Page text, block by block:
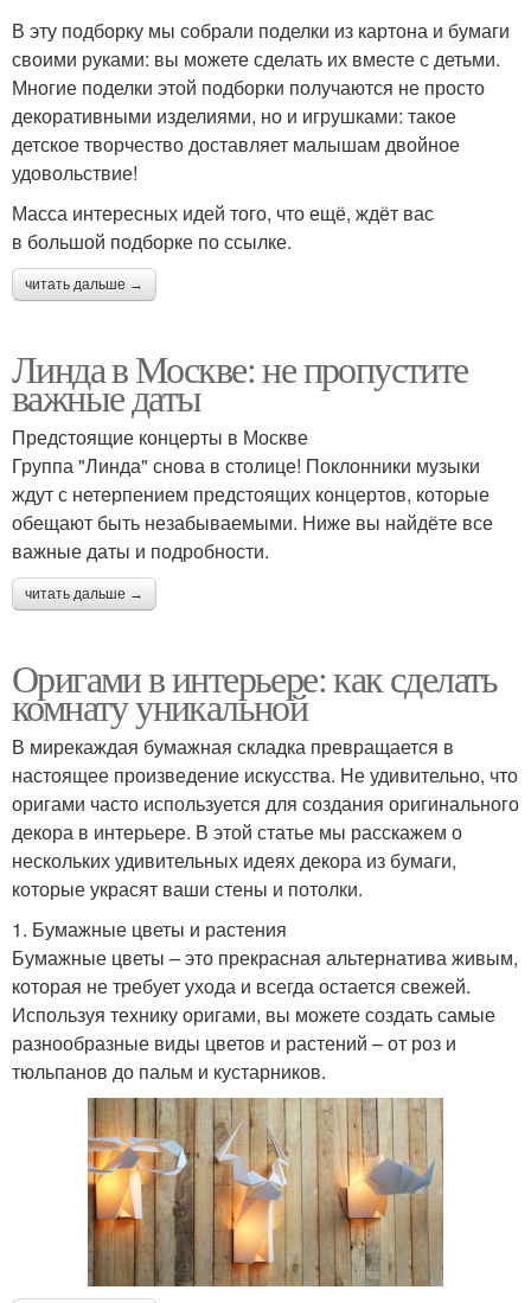
В эту подборку мы собрали поделки из картона и бумаги
своими руками: вы можете сделать их вместе с детьми.
Многие поделки этой подборки получаются не просто
декоративными изделиями, но и игрушками: такое
детское творчество доставляет малышам двойное
удовольствие!
Масса интересных идей того, что ещё, ждёт вас
в большой подборке по ссылке.
читать дальше →
Линда в Москве: не пропустите
важные даты
Предстоящие концерты в Москве
Группа "Линда" снова в столице! Поклонники музыки
ждут с нетерпением предстоящих концертов, которые
обещают быть незабываемыми. Ниже вы найдёте все
важные даты и подробности.
читать дальше →
Оригами в интерьере: как сделать
комнату уникальной
В мирекаждая бумажная складка превращается в
настоящее произведение искусства. Не удивительно, что
оригами часто используется для создания оригинального
декора в интерьере. В этой статье мы расскажем о
нескольких удивительных идеях декора из бумаги,
которые украсят ваши стены и потолки.
1. Бумажные цветы и растения
Бумажные цветы – это прекрасная альтернатива живым,
которая не требует ухода и всегда остается свежей.
Используя технику оригами, вы можете создать самые
разнообразные виды цветов и растений – от роз и
тюльпанов до пальм и кустарников.